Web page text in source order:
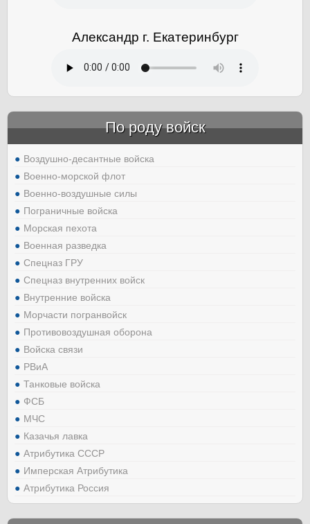
Александр г. Екатеринбург
По роду войск
Воздушно-десантные войска
Военно-морской флот
Военно-воздушные силы
Пограничные войска
Морская пехота
Военная разведка
Спецназ ГРУ
Спецназ внутренних войск
Внутренние войска
Морчасти погранвойск
Противовоздушная оборона
Войска связи
РВиА
Танковые войска
ФСБ
МЧС
Казачья лавка
Атрибутика СССР
Имперская Атрибутика
Атрибутика Россия